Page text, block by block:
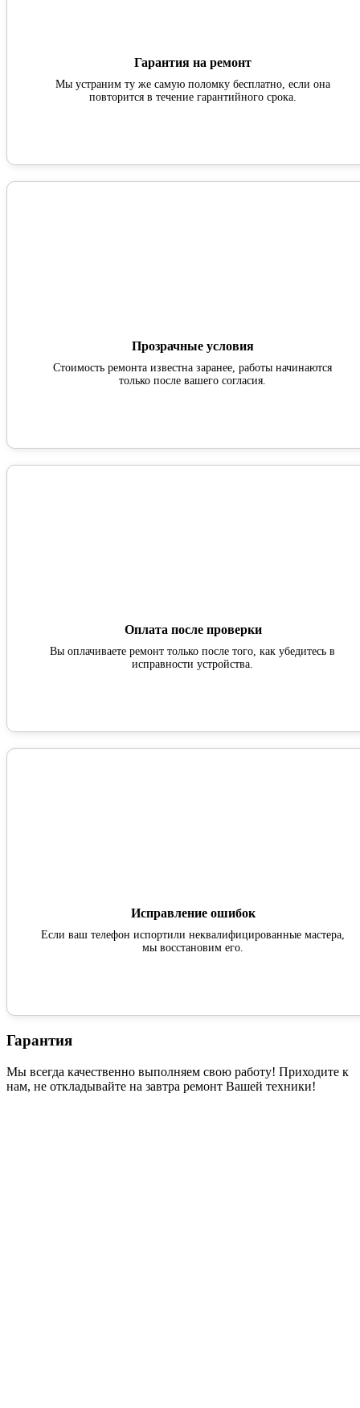
Гарантия на ремонт
Мы устраним ту же самую поломку бесплатно, если она
повторится в течение гарантийного срока.
Прозрачные условия
Стоимость ремонта известна заранее, работы начинаются
только после вашего согласия.
Оплата после проверки
Вы оплачиваете ремонт только после того, как убедитесь в
исправности устройства.
Исправление ошибок
Если ваш телефон испортили неквалифицированные мастера,
мы восстановим его.
Гарантия
Мы всегда качественно выполняем свою работу! Приходите к
нам, не откладывайте на завтра ремонт Вашей техники!